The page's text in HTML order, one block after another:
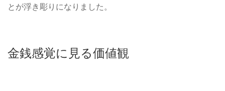
とが浮き彫りになりました。
金銭感覚に見る価値観